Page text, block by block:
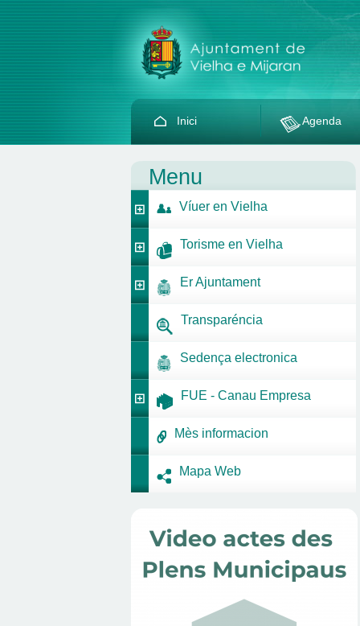
Inici Agenda
Menu
Víuer en Vielha
Torisme en Vielha
Er Ajuntament
Transparéncia
Sedença electronica
FUE - Canau Empresa
Mès informacion
Mapa Web